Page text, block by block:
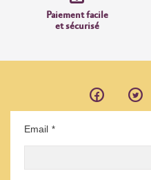
Paiement facile
et sécurisé
Email *